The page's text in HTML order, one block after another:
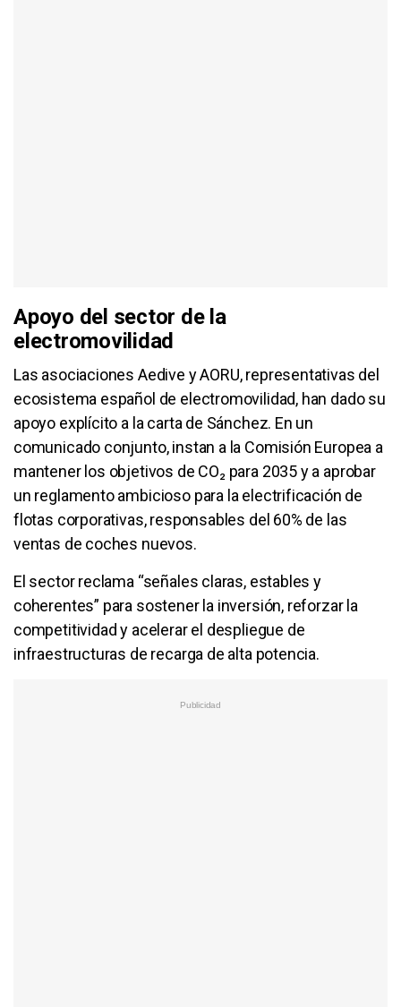
Apoyo del sector de la
electromovilidad
Las asociaciones Aedive y AORU, representativas del
ecosistema español de electromovilidad, han dado su
apoyo explícito a la carta de Sánchez. En un
comunicado conjunto, instan a la Comisión Europea a
mantener los objetivos de CO₂ para 2035 y a aprobar
un reglamento ambicioso para la electrificación de
flotas corporativas, responsables del 60% de las
ventas de coches nuevos.
El sector reclama “señales claras, estables y
coherentes” para sostener la inversión, reforzar la
competitividad y acelerar el despliegue de
infraestructuras de recarga de alta potencia.